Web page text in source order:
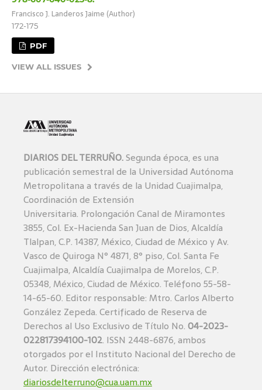
Francisco J. Landeros Jaime (Author)
172-175
PDF
VIEW ALL ISSUES
DIARIOS DEL TERRUÑO.Segunda época, es una
publicación semestral de la Universidad Autónoma
Metropolitana a través de la Unidad Cuajimalpa,
Coordinación de Extensión
Universitaria. Prolongación Canal de Miramontes
3855, Col. Ex-Hacienda San Juan de Dios, Alcaldía
Tlalpan, C.P. 14387, México, Ciudad de México y Av.
Vasco de Quiroga N° 4871, 8° piso, Col. Santa Fe
Cuajimalpa, Alcaldía Cuajimalpa de Morelos, C.P.
05348, México, Ciudad de México. Teléfono 55-58-
14-65-60. Editor responsable: Mtro. Carlos Alberto
González Zepeda. Certificado de Reserva de
Derechos al Uso Exclusivo de Título No. 04-2023-
022817394100-102. ISSN 2448-6876, ambos
otorgados por el Instituto Nacional del Derecho de
Autor. Dirección electrónica:
diariosdelterruno@cua.uam.mx